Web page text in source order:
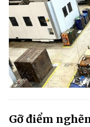
Gỡ điểm